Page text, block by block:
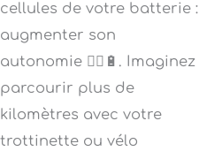
cellules de votre batterie :
augmenter son
autonomie 🚴‍♂️🔋. Imaginez
parcourir plus de
kilomètres avec votre
trottinette ou vélo